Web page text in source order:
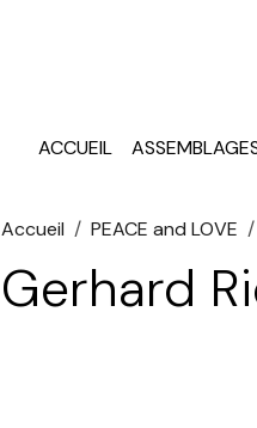
ACCUEIL
Accueil PEACE and LOVE
Gerhard